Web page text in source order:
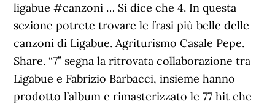
ligabue #canzoni … Si dice che 4. In questa
sezione potrete trovare le frasi più belle delle
canzoni di Ligabue. Agriturismo Casale Pepe.
Share. “7” segna la ritrovata collaborazione tra
Ligabue e Fabrizio Barbacci, insieme hanno
prodotto l’album e rimasterizzato le 77 hit che